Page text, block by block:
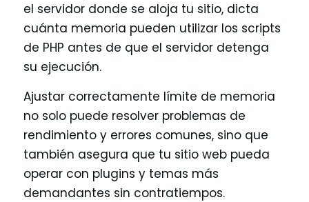
el servidor donde se aloja tu sitio, dicta
cuánta memoria pueden utilizar los scripts
de PHP antes de que el servidor detenga
su ejecución.
Ajustar correctamente límite de memoria
no solo puede resolver problemas de
rendimiento y errores comunes, sino que
también asegura que tu sitio web pueda
operar con plugins y temas más
demandantes sin contratiempos.